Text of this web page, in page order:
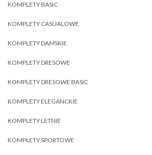
KOMPLETY BASIC
KOMPLETY CASUALOWE
KOMPLETY DAMSKIE
KOMPLETY DRESOWE
KOMPLETY DRESOWE BASIC
KOMPLETY ELEGANCKIE
KOMPLETY LETNIE
KOMPLETY SPORTOWE